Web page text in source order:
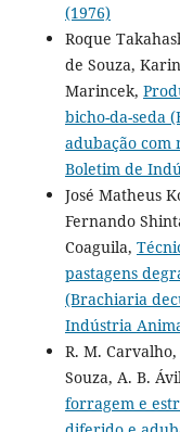
(1976)
Roque
de Souza,
Marincek,
bicho-da-seda
adubação com
Boletim de
José Matheus
Fernando
Coaguila,
pastagens
(Brachiaria
Indústria
R. M.
Souza, A. B.
forragem e